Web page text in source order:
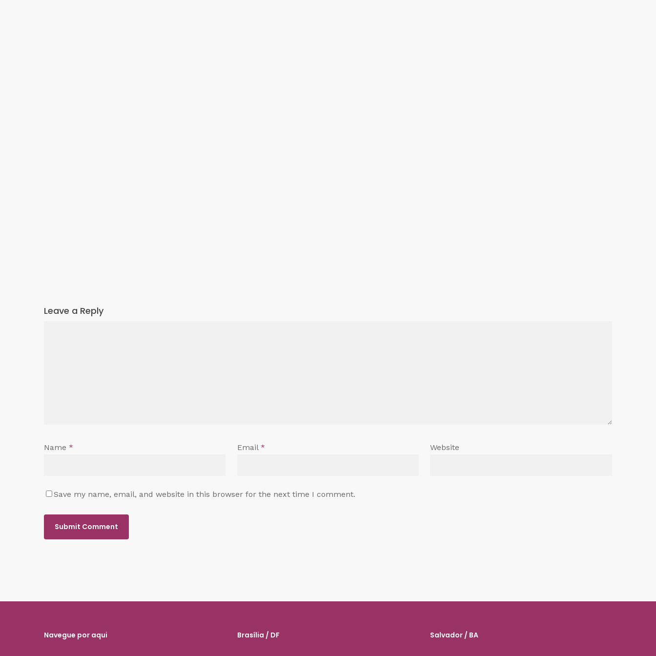
Leave a Reply
Name * Email * Website
Save my name, email, and website in this browser for the next time I comment.
Navegue por aqui Brasília / DF Salvador / BA